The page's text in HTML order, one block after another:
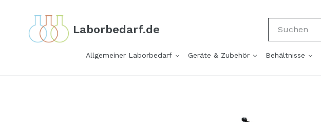
Laborbedarf.de
Allgemeiner Laborbedarf Geräte & Zubehör Behältnisse